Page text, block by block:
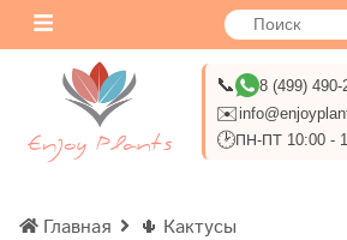
📞 8 (499) 490-
✉️
🕑ПН-ПТ 10:00 -
Главная 🌵 Кактусы